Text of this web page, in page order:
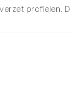
profielen.